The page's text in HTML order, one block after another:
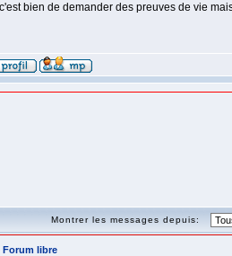
bien de demander des preuves de vie
Montrer les messages depuis:
Forum libre